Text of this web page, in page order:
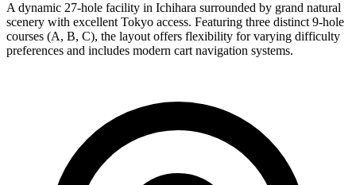
A dynamic 27-hole facility in Ichihara surrounded by grand natural
scenery with excellent Tokyo access. Featuring three distinct 9-hole
courses (A, B, C), the layout offers flexibility for varying difficulty
preferences and includes modern cart navigation systems.